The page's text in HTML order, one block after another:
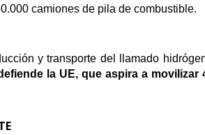
camiones de pila de combustible.
y transporte del llamado
la UE, que aspira a